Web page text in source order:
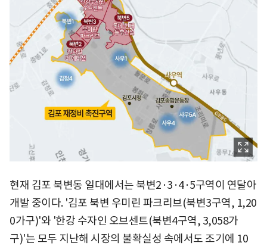
현재 김포 북변동 일대에서는 북변2·3·4·5구역이 연달아
개발 중이다. '김포 북변 우미린 파크리브(북변3구역, 1,20
0가구)'와 '한강 수자인 오브센트(북변4구역, 3,058가
구)'는 모두 지난해 시장의 불확실성 속에서도 조기에 10